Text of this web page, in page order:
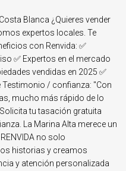
Blanca ¿Quieres vender
expertos locales. Te
con Renvida: ✅
✅ Expertos en el mercado
vendidas en 2025 ✅
Testimonio / confianza: "Con
mucho más rápido de lo
tu tasación gratuita
La Marina Alta merece un
no solo
historias y creamos
y atención personalizada